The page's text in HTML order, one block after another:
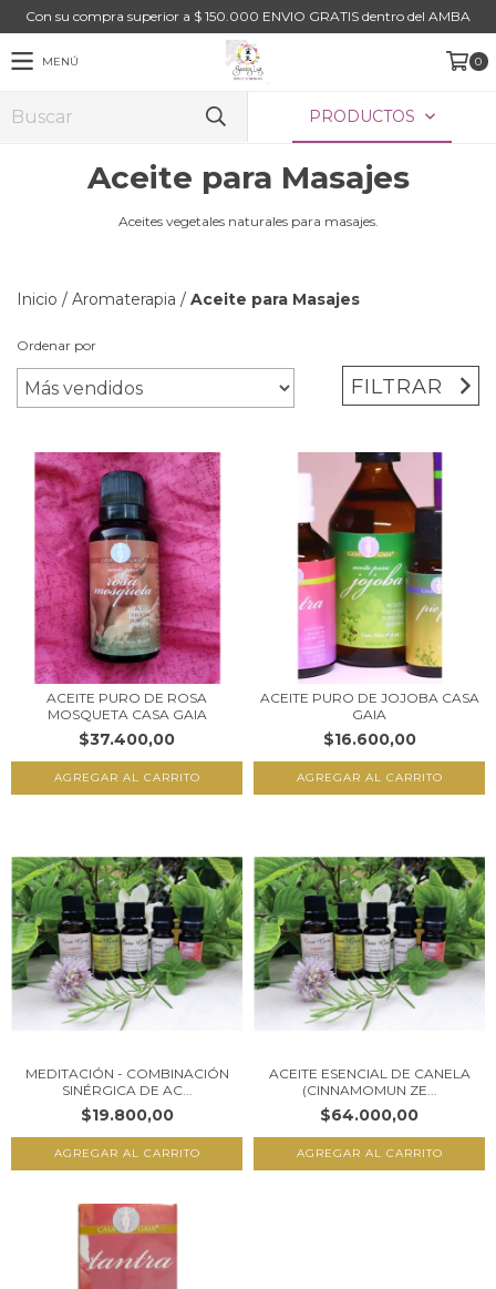
Con su compra superior a $ 150.000 ENVIO GRATIS dentro del AMBA
MENÚ 0
PRODUCTOS
Aceite para Masajes
Aceites vegetales naturales para masajes.
Inicio / Aromaterapia / Aceite para Masajes
Ordenar por
FILTRAR
ACEITE PURO DE ROSA
MOSQUETA CASA GAIA
$37.400,00
ACEITE PURO DE JOJOBA CASA
GAIA
$16.600,00
MEDITACIÓN - COMBINACIÓN
SINÉRGICA DE AC...
$19.800,00
ACEITE ESENCIAL DE CANELA
(CINNAMOMUN ZE...
$64.000,00